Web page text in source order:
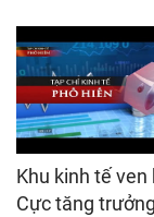
Khu kinh tế ven
Cực tăng